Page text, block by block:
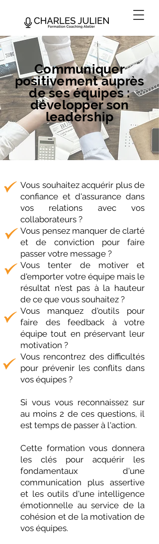
Communiquer
positivement auprès
de ses équipes :
développer son
leadership
Vous souhaitez acquérir plus de
confiance et d'assurance dans
vos relations avec vos
collaborateurs ?
Vous pensez manquer de clarté
et de conviction pour faire
passer votre message ?
Vous tenter de motiver et
d'emporter votre équipe mais le
résultat n'est pas à la hauteur
de ce que vous souhaitez ?
Vous manquez d'outils pour
faire des feedback à votre
équipe tout en préservant leur
motivation ?
Vous rencontrez des difficultés
pour prévenir les conflits dans
vos équipes ?
Si vous vous reconnaissez sur
au moins 2 de ces questions, il
est temps de passer à l'action.
Cette formation vous donnera
les clés pour acquérir les
fondamentaux d'une
communication plus assertive
et les outils d'une intelligence
émotionnelle au service de la
cohésion et de la motivation de
vos équipes.